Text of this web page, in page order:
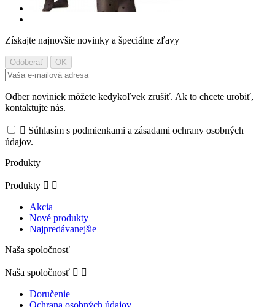
Získajte najnovšie novinky a špeciálne zľavy
Odber noviniek môžete kedykoľvek zrušiť. Ak to chcete urobiť,
kontaktujte nás.
 Súhlasím s podmienkami a zásadami ochrany osobných
údajov.
Produkty
Produkty  
Akcia
Nové produkty
Najpredávanejšie
Naša spoločnosť
Naša spoločnosť  
Doručenie
Ochrana osobných údajov